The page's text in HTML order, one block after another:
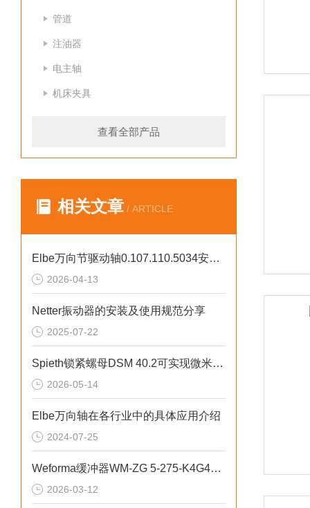
管道
注油器
电主轴
机床夹具
查看全部产品
相关文章 / ARTICLE
Elbe万向节驱动轴0.107.110.5034安装后空载调试方法
2026-04-13
Netter振动器的安装及使用规范分享
2025-07-22
Spieth锁紧螺母DSM 40.2可实现微米级轴向定位精度
2026-05-14
Elbe万向轴在各行业中的具体应用介绍
2024-07-25
Weforma缓冲器WM-ZG 5-275-K4G4实现精准能量吸收与缓冲
2026-03-12